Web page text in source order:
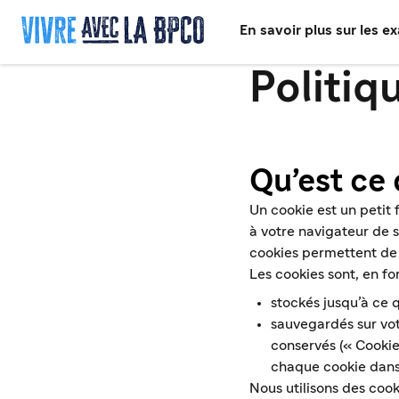
En savoir plus sur les
Qu’est
Un cookie est un petit
à votre navigateur de
cookies permettent
Les cookies sont, en
stockés jusqu’à ce
sauvegardés sur
conservés («
chaque cookie
Nous utilisons des